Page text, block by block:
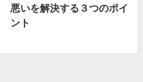
悪いを解決する３つのポイ
ント